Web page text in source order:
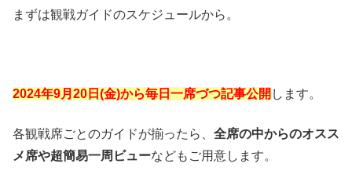
まずは観戦ガイドのスケジュールから。
2024年9月20日(金)から毎日一席づつ記事公開 します。
各観戦席ごとのガイドが揃ったら、 全席の中からのオスス
メ席や超簡易一周ビューなどもご用意します。